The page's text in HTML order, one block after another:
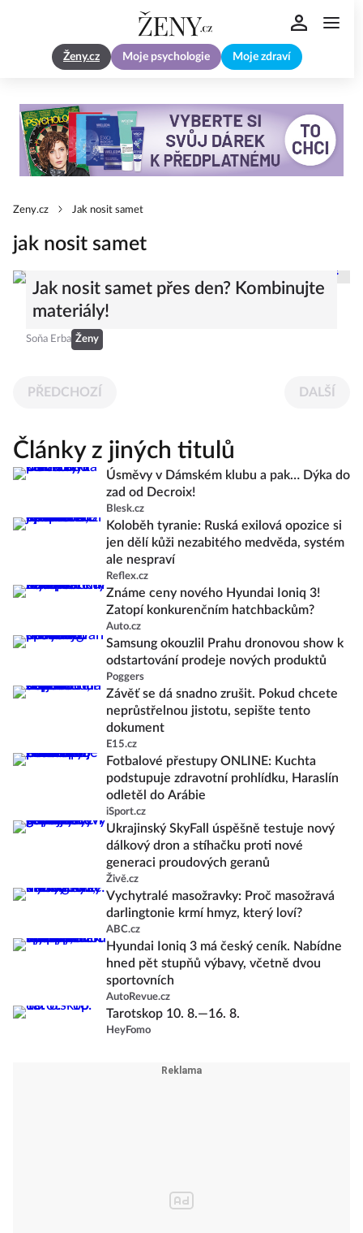
Ženy.cz Moje psychologie Moje zdraví
Zeny.cz Jak nosit samet
jak nosit samet
Jak nosit samet přes den? Kombinujte
materiály!
Soňa Erba Ženy
PŘEDCHOZÍ DALŠÍ
Články z jiných titulů
Úsměvy v Dámském klubu a pak… Dýka do
zad od Decroix!
Blesk.cz
Koloběh tyranie: Ruská exilová opozice si
jen dělí kůži nezabitého medvěda, systém
ale nespraví
Reflex.cz
Známe ceny nového Hyundai Ioniq 3!
Zatopí konkurenčním hatchbackům?
Auto.cz
Samsung okouzlil Prahu dronovou show k
odstartování prodeje nových produktů
Poggers
Závěť se dá snadno zrušit. Pokud chcete
neprůstřelnou jistotu, sepište tento
dokument
E15.cz
Fotbalové přestupy ONLINE: Kuchta
podstupuje zdravotní prohlídku, Haraslín
odletěl do Arábie
iSport.cz
Ukrajinský SkyFall úspěšně testuje nový
dálkový dron a stíhačku proti nové
generaci proudových geranů
Živě.cz
Vychytralé masožravky: Proč masožravá
darlingtonie krmí hmyz, který loví?
ABC.cz
Hyundai Ioniq 3 má český ceník. Nabídne
hned pět stupňů výbavy, včetně dvou
sportovních
AutoRevue.cz
Tarotskop 10. 8.—16. 8.
HeyFomo